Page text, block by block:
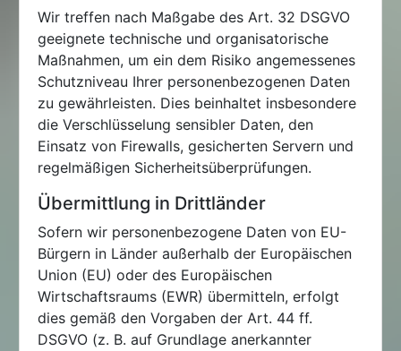
Wir treffen nach Maßgabe des Art. 32 DSGVO
geeignete technische und organisatorische
Maßnahmen, um ein dem Risiko angemessenes
Schutzniveau Ihrer personenbezogenen Daten
zu gewährleisten. Dies beinhaltet insbesondere
die Verschlüsselung sensibler Daten, den
Einsatz von Firewalls, gesicherten Servern und
regelmäßigen Sicherheitsüberprüfungen.
Übermittlung in Drittländer
Sofern wir personenbezogene Daten von EU-
Bürgern in Länder außerhalb der Europäischen
Union (EU) oder des Europäischen
Wirtschaftsraums (EWR) übermitteln, erfolgt
dies gemäß den Vorgaben der Art. 44 ff.
DSGVO (z. B. auf Grundlage anerkannter